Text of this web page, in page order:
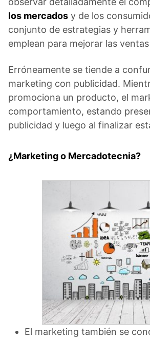
los mercados y de los
conjunto de estrategias y
emplean para mejorar las
Erróneamente se tiende a
marketing con publicidad.
promociona un producto, el
comportamiento, estando
publicidad y luego al finalizar
¿Marketing o Mercadotecnia?
El marketing también se